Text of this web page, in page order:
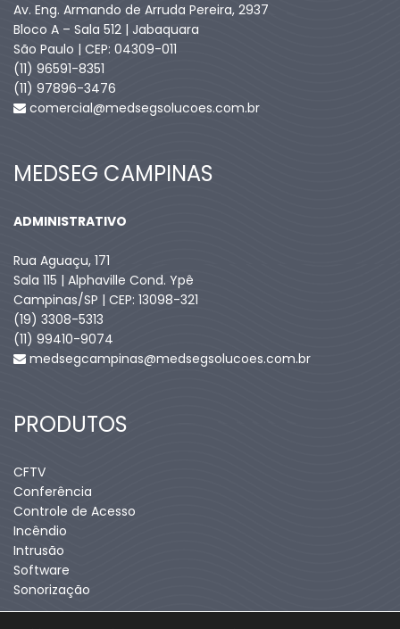
Av. Eng. Armando de Arruda Pereira, 2937
Bloco A – Sala 512 | Jabaquara
São Paulo | CEP: 04309-011
(11) 96591-8351
(11) 97896-3476
comercial@medsegsolucoes.com.br
MEDSEG CAMPINAS
ADMINISTRATIVO
Rua Aguaçu, 171
Sala 115 | Alphaville Cond. Ypê
Campinas/SP | CEP: 13098-321
(19) 3308-5313
(11) 99410-9074​
medsegcampinas@medsegsolucoes.com.br
PRODUTOS
CFTV
Conferência
Controle de Acesso
Incêndio
Intrusão
Software
Sonorização